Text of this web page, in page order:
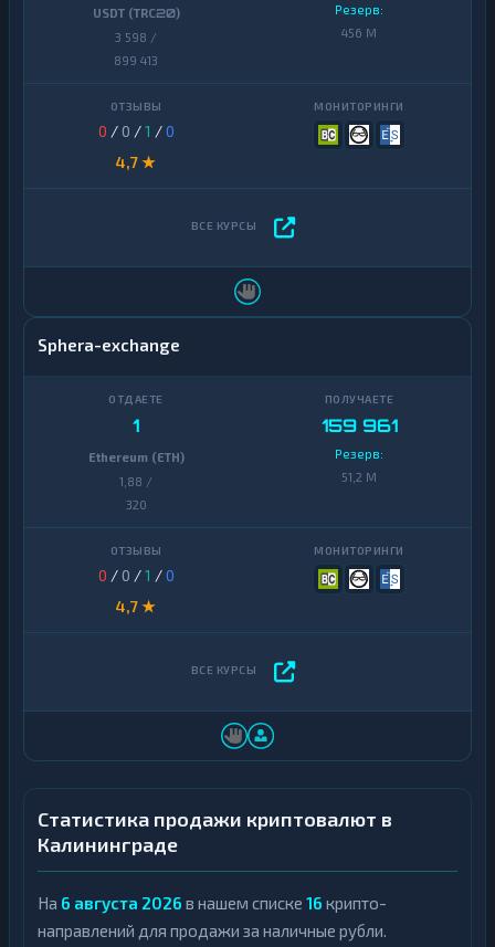
USDT (TRC20)
3 598 /
899 413
Резерв:
456 M
0 / 0 /1 /0
4,7 ★
Sphera-exchange
1
Ethereum (ETH)
1,88 /
320
159 961
Резерв:
51,2 M
0 / 0 /1 /0
4,7 ★
Статистика продажи криптовалют в
Калининграде
На 6 августа 2026 в нашем списке 16 крипто-
направлений для продажи за наличные рубли.